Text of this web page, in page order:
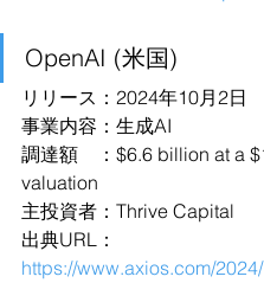
OpenAI (米国)
リリース：2024年10月2日
事業内容：生成AI
調達額　：$6.6 billion at a
valuation
主投資者：Thrive Capital
出典URL：
https://www.axios.com/